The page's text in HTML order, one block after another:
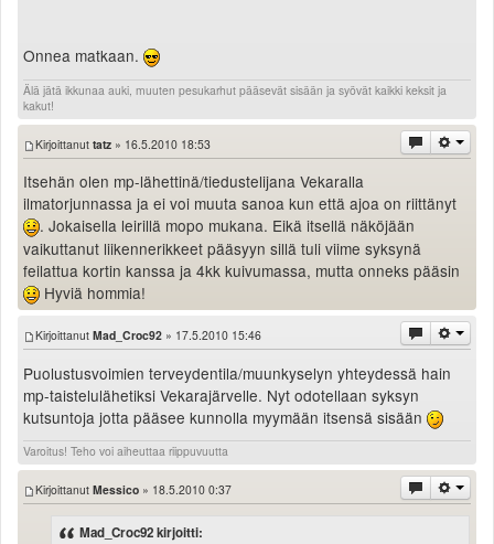
Kevytversio
Onnea matkaan.
Älä jätä ikkunaa auki, muuten pesukarhut pääsevät sisään ja syövät kaikki keksit ja
kakut!
Kirjoittanut tatz » 16.5.2010 18:53
Itsehän olen mp-lähettinä/tiedustelijana Vekaralla
ilmatorjunnassa ja ei voi muuta sanoa kun että ajoa on riittänyt
. Jokaisella leirillä mopo mukana. Eikä itsellä näköjään
vaikuttanut liikennerikkeet pääsyyn sillä tuli viime syksynä
feilattua kortin kanssa ja 4kk kuivumassa, mutta onneks pääsin
Hyviä hommia!
Kirjoittanut Mad_Croc92 » 17.5.2010 15:46
Puolustusvoimien terveydentila/muunkyselyn yhteydessä hain
mp-taistelulähetiksi Vekarajärvelle. Nyt odotellaan syksyn
kutsuntoja jotta pääsee kunnolla myymään itsensä sisään
Varoitus! Teho voi aiheuttaa riippuvuutta
Kirjoittanut Messico » 18.5.2010 0:37
Mad_Croc92 kirjoitti: